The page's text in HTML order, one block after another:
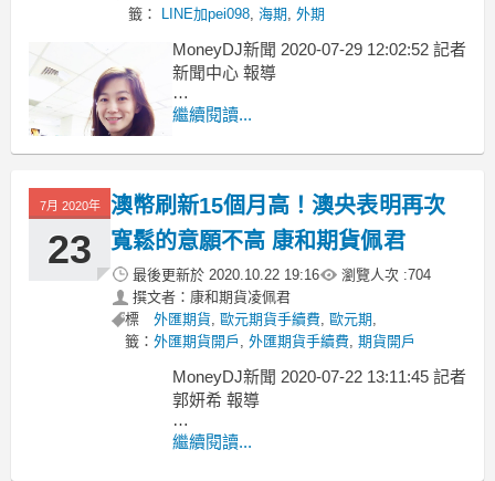
籤：
LINE加pei098, 海期, 外期
MoneyDJ新聞 2020-07-29 12:02:52 記者
新聞中心 報導
上證報報導，大陸近期除了黃金價格之
到市場關注，長江有色金屬網數據顯
元/噸(人民幣,下同)，相較前一日上調1.7
萬元/噸；截至7
繼續閱讀...
7月 2020年
23
澳幣刷新15個月高！澳央表明再次
寬鬆的意願不高 康和期貨佩君
最後更新於 2020.10.22 19:16 瀏覽人次 :704
撰文者：康和期貨凌佩君
標
籤：
外匯期貨, 歐元期貨手續費, 歐元期,
外匯期貨開戶 , 外匯期貨手續費, 期貨開戶
MoneyDJ新聞 2020-07-22 13:11:45 記者
郭妍希 報導
繼續閱讀...